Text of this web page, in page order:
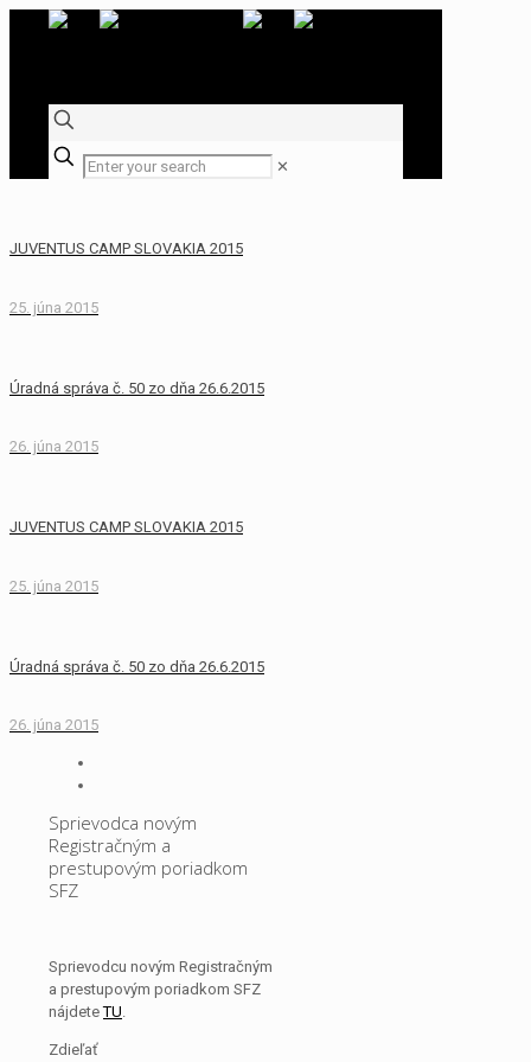
✕
JUVENTUS CAMP SLOVAKIA 2015
25. júna 2015
Úradná správa č. 50 zo dňa 26.6.2015
26. júna 2015
JUVENTUS CAMP SLOVAKIA 2015
25. júna 2015
Úradná správa č. 50 zo dňa 26.6.2015
26. júna 2015
Sprievodca novým
Registračným a
prestupovým poriadkom
SFZ
Sprievodcu novým Registračným
a prestupovým poriadkom SFZ
nájdeteTU
Zdieľať